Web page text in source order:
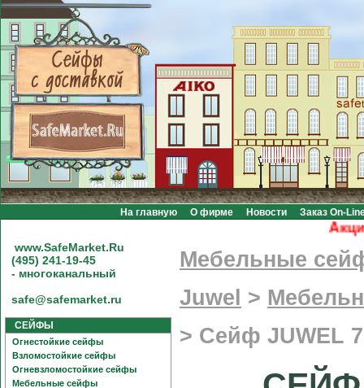
На главную О фирме Новости Заказ On-
Акция!
www.SafeMarket.Ru
(495) 241-19-45
- многоканальный
safe@safemarket.ru
СЕЙФЫ
Огнестойкие сейфы
Взломостойкие сейфы
Огневзломостойкие сейфы
Мебельные сейфы
Мебельные
Juwel >
> Сейф JUWEL